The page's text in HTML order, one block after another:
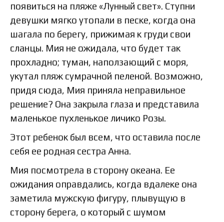
появиться на пляже «Лунный свет». Ступни
девушки мягко утопали в песке, когда она
шагала по берегу, прижимая к груди свои
сланцы. Мия не ожидала, что будет так
прохладно; туман, наползающий с моря,
укутал пляж сумрачной пеленой. Возможно,
придя сюда, Мия приняла неправильное
решение? Она закрыла глаза и представила
маленькое пухленькое личико Розы.
Этот ребенок был всем, что оставила после
себя ее родная сестра Анна.
Мия посмотрела в сторону океана. Ее
ожидания оправдались, когда вдалеке она
заметила мужскую фигуру, плывущую в
сторону берега, о который с шумом